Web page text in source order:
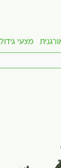
מצעי גידול